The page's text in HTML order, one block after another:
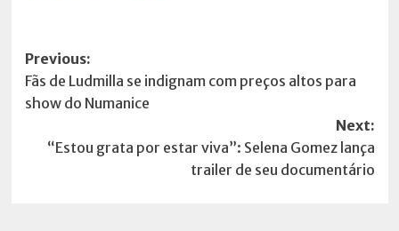
Post
navigation
Previous:
Fãs de Ludmilla se indignam com preços altos para
show do Numanice
Next:
“Estou grata por estar viva”: Selena Gomez lança
trailer de seu documentário